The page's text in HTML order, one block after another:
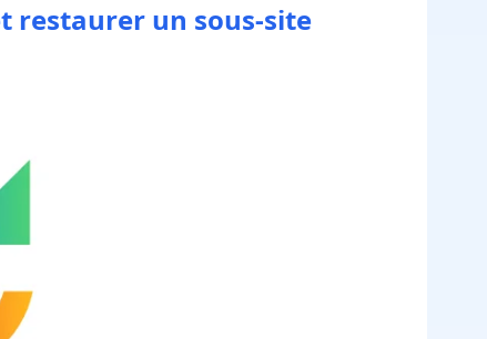
restaurer un sous-site